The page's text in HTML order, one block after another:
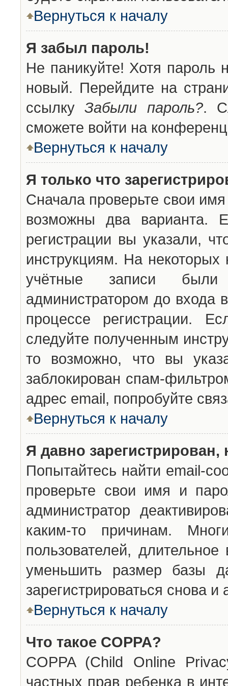
Вернуться к началу
Я забыл пароль!
Не паникуйте! Хотя пароль
новый. Перейдите на
ссылкуЗабыли пароль?.
сможете войти на
Вернуться к началу
Я только что
Сначала проверьте свои
возможны два варианта.
регистрации вы указали,
инструкциям. На
учётные записи были
администратором до входа
процессе регистрации.
следуйте полученным
то возможно, что вы
заблокирован спам-
адрес email, попробуйте
Вернуться к началу
Я давно
Попытайтесь найти email-
проверьте свои имя и
администратор
каким-то причинам.
пользователей,
уменьшить размер базы
зарегистрироваться снова и
Вернуться к началу
Что такое COPPA?
COPPA (Child Online
частных прав ребенка в